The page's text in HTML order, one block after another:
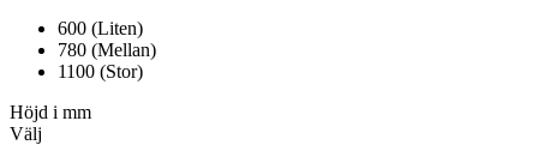
600 (Liten)
780 (Mellan)
1100 (Stor)
Höjd i mm
Välj